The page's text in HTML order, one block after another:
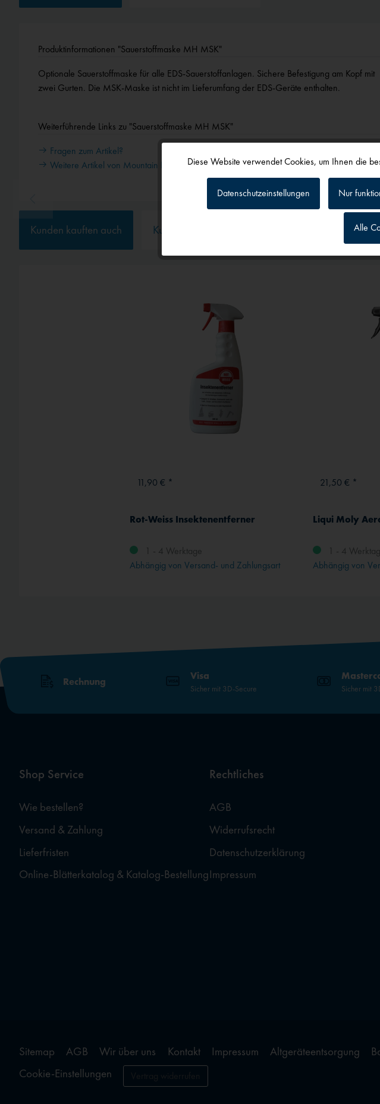
Produktinformationen "Sauerstoffmaske MH MSK"
Optionale Sauerstoffmaske für alle EDS-Sauerstoffanlagen. Sichere Befestigung am Kopf mit
zwei Gurten. Die MSK-Maske ist nicht im Lieferumfang der EDS-Geräte enthalten.
Weiterführende Links zu "Sauerstoffmaske MH MSK"
Fragen zum Artikel?
Weitere Artikel von Mountain High
Kunden kauften auch Kunden haben sich ebenfalls angesehen
11,90 € *
Rot-Weiss Insektenentferner
1 - 4 Werktage
Abhängig von Versand- und Zahlungsart
21,50 € *
Liqui Moly
1 - 4
Abhängig von
Rechnung Visa
Sicher mit 3D-Secure Sicher mit
Shop Service
Wie bestellen?
Versand & Zahlung
Lieferfristen
Online-Blätterkatalog & Katalog-Bestellung
Rechtliches
AGB
Widerrufsrecht
Datenschutzerklärung
Impressum
Sitemap AGB Wir über uns Kontakt Impressum Altgeräteentsorgung
Cookie-Einstellungen
Tracking
Externe Medien
Diese Website verwendet Cookies, um Ihnen die
Datenschutzeinstellungen Nur
Alle